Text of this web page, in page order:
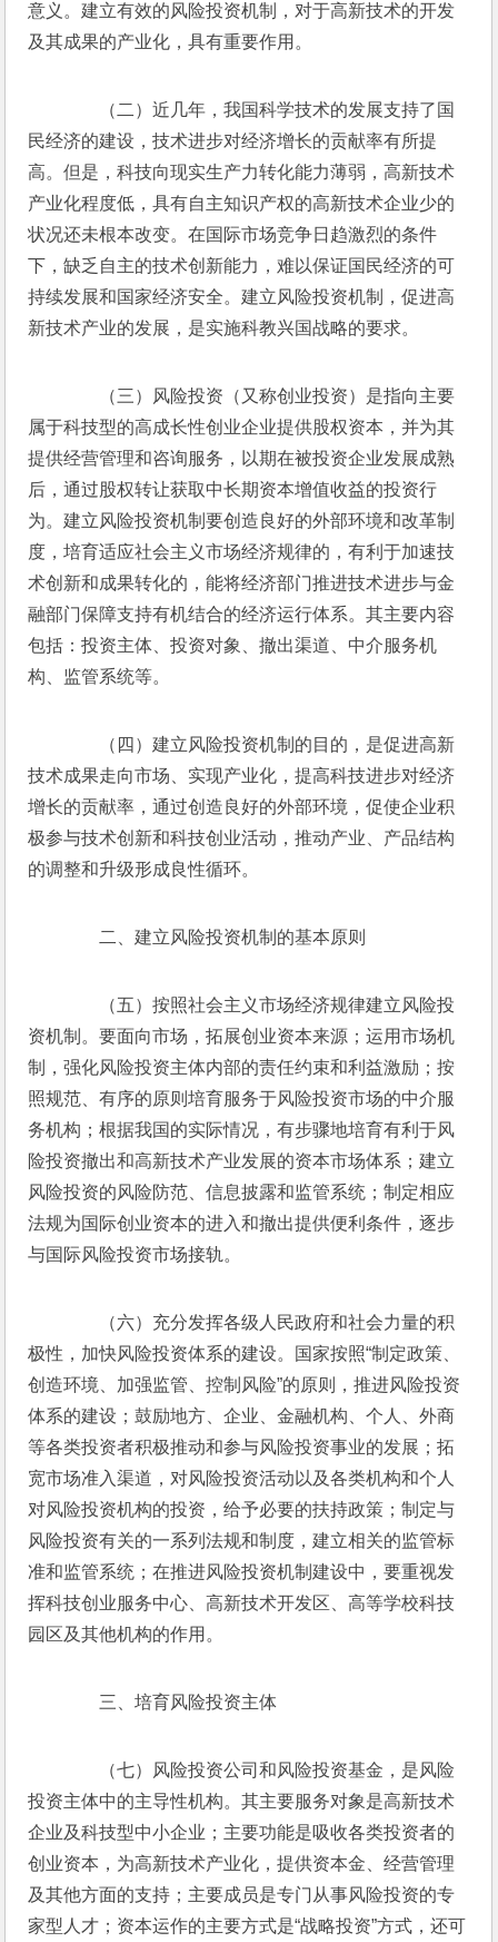
意义。建立有效的风险投资机制，对于高新技术的开发
及其成果的产业化，具有重要作用。
（二）近几年，我国科学技术的发展支持了国
民经济的建设，技术进步对经济增长的贡献率有所提
高。但是，科技向现实生产力转化能力薄弱，高新技术
产业化程度低，具有自主知识产权的高新技术企业少的
状况还未根本改变。在国际市场竞争日趋激烈的条件
下，缺乏自主的技术创新能力，难以保证国民经济的可
持续发展和国家经济安全。建立风险投资机制，促进高
新技术产业的发展，是实施科教兴国战略的要求。
（三）风险投资（又称创业投资）是指向主要
属于科技型的高成长性创业企业提供股权资本，并为其
提供经营管理和咨询服务，以期在被投资企业发展成熟
后，通过股权转让获取中长期资本增值收益的投资行
为。建立风险投资机制要创造良好的外部环境和改革制
度，培育适应社会主义市场经济规律的，有利于加速技
术创新和成果转化的，能将经济部门推进技术进步与金
融部门保障支持有机结合的经济运行体系。其主要内容
包括：投资主体、投资对象、撤出渠道、中介服务机
构、监管系统等。
（四）建立风险投资机制的目的，是促进高新
技术成果走向市场、实现产业化，提高科技进步对经济
增长的贡献率，通过创造良好的外部环境，促使企业积
极参与技术创新和科技创业活动，推动产业、产品结构
的调整和升级形成良性循环。
二、建立风险投资机制的基本原则
（五）按照社会主义市场经济规律建立风险投
资机制。要面向市场，拓展创业资本来源；运用市场机
制，强化风险投资主体内部的责任约束和利益激励；按
照规范、有序的原则培育服务于风险投资市场的中介服
务机构；根据我国的实际情况，有步骤地培育有利于风
险投资撤出和高新技术产业发展的资本市场体系；建立
风险投资的风险防范、信息披露和监管系统；制定相应
法规为国际创业资本的进入和撤出提供便利条件，逐步
与国际风险投资市场接轨。
（六）充分发挥各级人民政府和社会力量的积
极性，加快风险投资体系的建设。国家按照“制定政策、
创造环境、加强监管、控制风险”的原则，推进风险投资
体系的建设；鼓励地方、企业、金融机构、个人、外商
等各类投资者积极推动和参与风险投资事业的发展；拓
宽市场准入渠道，对风险投资活动以及各类机构和个人
对风险投资机构的投资，给予必要的扶持政策；制定与
风险投资有关的一系列法规和制度，建立相关的监管标
准和监管系统；在推进风险投资机制建设中，要重视发
挥科技创业服务中心、高新技术开发区、高等学校科技
园区及其他机构的作用。
三、培育风险投资主体
（七）风险投资公司和风险投资基金，是风险
投资主体中的主导性机构。其主要服务对象是高新技术
企业及科技型中小企业；主要功能是吸收各类投资者的
创业资本，为高新技术产业化，提供资本金、经营管理
及其他方面的支持；主要成员是专门从事风险投资的专
家型人才；资本运作的主要方式是“战略投资”方式，还可